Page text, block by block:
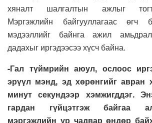
хяналт шалгалтын ажлыг
Мэргэжлийн байгууллагаас өгч
мэдээллийг байнга ажил
дадахыг иргэдээсээ хүсч байна.
-Гал түймрийн аюул, ослоос
эрүүл мэнд, эд хөрөнгийг авран
минут секундээр хэмжигддэг.
гардан гүйцэтгэж байгаа
мэргэжлийн ур чадвар өндөр